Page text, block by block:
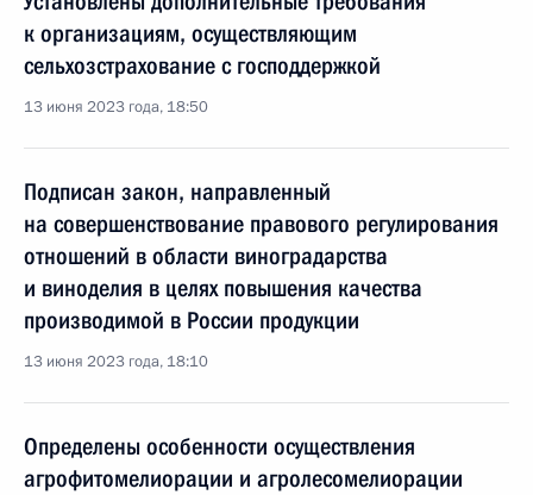
к организациям, осуществляющим
сельхозстрахование с господдержкой
13 июня 2023 года, 18:50
Подписан закон, направленный
на совершенствование правового регулирования
отношений в области виноградарства
и виноделия в целях повышения качества
производимой в России продукции
13 июня 2023 года, 18:10
Определены особенности осуществления
агрофитомелиорации и агролесомелиорации